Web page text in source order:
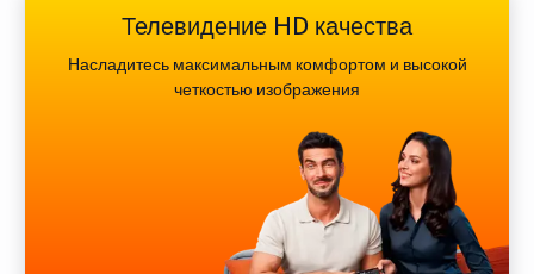
Телевидение HD качества
Насладитесь максимальным комфортом и высокой
четкостью изображения